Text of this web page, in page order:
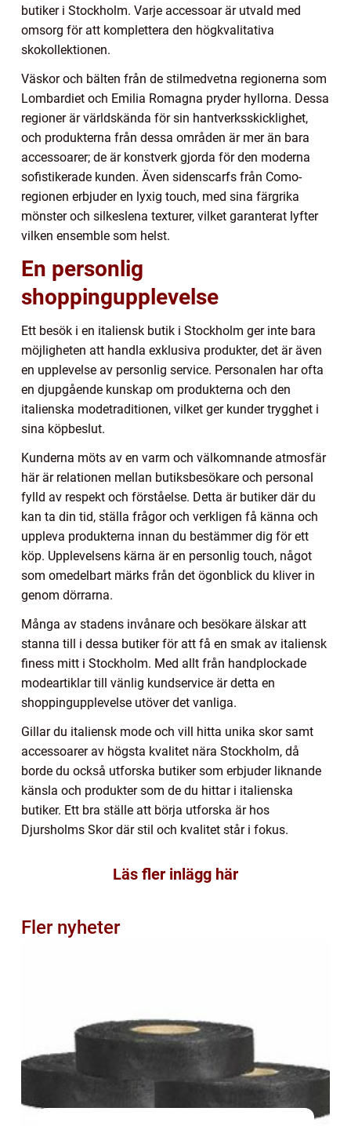
butiker i Stockholm. Varje accessoar är utvald med
omsorg för att komplettera den högkvalitativa
skokollektionen.
Väskor och bälten från de stilmedvetna regionerna som
Lombardiet och Emilia Romagna pryder hyllorna. Dessa
regioner är världskända för sin hantverksskicklighet,
och produkterna från dessa områden är mer än bara
accessoarer; de är konstverk gjorda för den moderna
sofistikerade kunden. Även sidenscarfs från Como-
regionen erbjuder en lyxig touch, med sina färgrika
mönster och silkeslena texturer, vilket garanterat lyfter
vilken ensemble som helst.
En personlig
shoppingupplevelse
Ett besök i en italiensk butik i Stockholm ger inte bara
möjligheten att handla exklusiva produkter, det är även
en upplevelse av personlig service. Personalen har ofta
en djupgående kunskap om produkterna och den
italienska modetraditionen, vilket ger kunder trygghet i
sina köpbeslut.
Kunderna möts av en varm och välkomnande atmosfär
här är relationen mellan butiksbesökare och personal
fylld av respekt och förståelse. Detta är butiker där du
kan ta din tid, ställa frågor och verkligen få känna och
uppleva produkterna innan du bestämmer dig för ett
köp. Upplevelsens kärna är en personlig touch, något
som omedelbart märks från det ögonblick du kliver in
genom dörrarna.
Många av stadens invånare och besökare älskar att
stanna till i dessa butiker för att få en smak av italiensk
finess mitt i Stockholm. Med allt från handplockade
modeartiklar till vänlig kundservice är detta en
shoppingupplevelse utöver det vanliga.
Gillar du italiensk mode och vill hitta unika skor samt
accessoarer av högsta kvalitet nära Stockholm, då
borde du också utforska butiker som erbjuder liknande
känsla och produkter som de du hittar i italienska
butiker. Ett bra ställe att börja utforska är hos
Djursholms Skor där stil och kvalitet står i fokus.
Läs fler inlägg här
Fler nyheter